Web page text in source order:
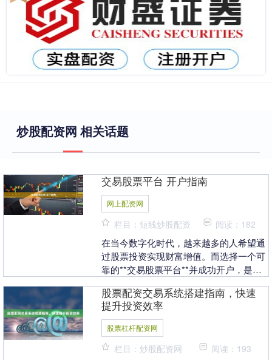
炒股配资网 相关话题
交易股票平台 开户指南
网上配资网
栏目：短线炒股配资 阅读：182
在当今数字化时代，越来越多的人希望通
过股票投资实现财富增值。而选择一个可
靠的**交易股票平台**并成功开户，是迈
析开户流程、....
股票配资交易系统搭建指南，快速
提升投资效率
股票杠杆配资网
栏目：炒股配资网 阅读：193